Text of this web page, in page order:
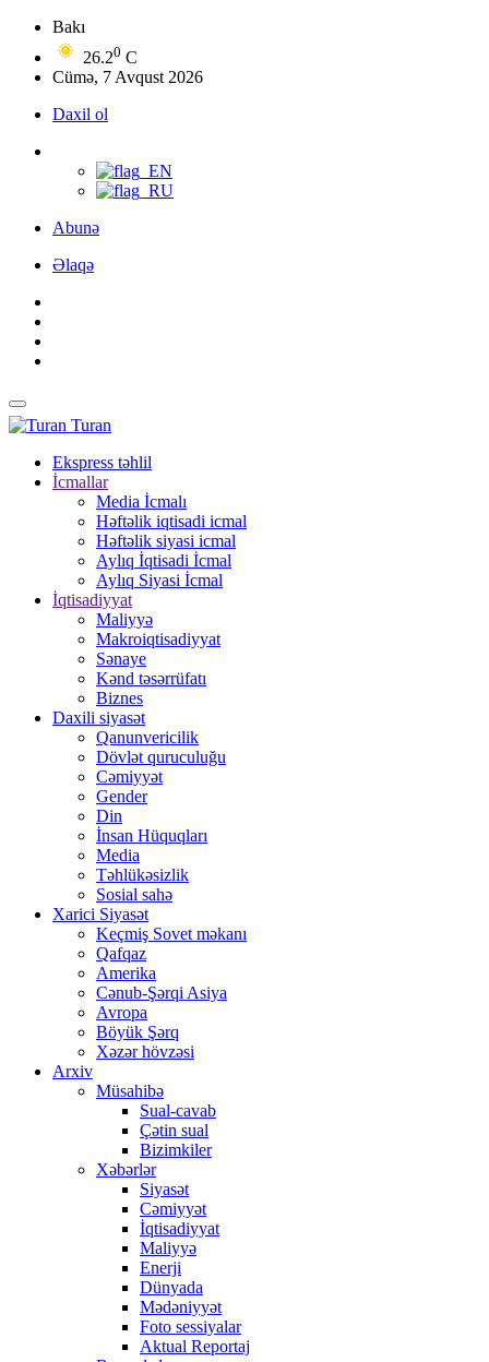
Bakı
26.20 C
Cümə, 7 Avqust 2026
Daxil ol
Abunə
Əlaqə
Turan
Ekspress təhlil
İcmallar
Media İcmalı
Həftəlik iqtisadi icmal
Həftəlik siyasi icmal
Aylıq İqtisadi İcmal
Aylıq Siyasi İcmal
İqtisadiyyat
Maliyyə
Makroiqtisadiyyat
Sənaye
Kənd təsərrüfatı
Biznes
Daxili siyasət
Qanunvericilik
Dövlət quruculuğu
Cəmiyyət
Gender
Din
İnsan Hüquqları
Media
Təhlükəsizlik
Sosial sahə
Xarici Siyasət
Keçmiş Sovet məkanı
Qafqaz
Amerika
Cənub-Şərqi Asiya
Avropa
Böyük Şərq
Xəzər hövzəsi
Arxiv
Müsahibə
Sual-cavab
Çətin sual
Bizimkiler
Xəbərlər
Siyasət
Cəmiyyət
İqtisadiyyat
Maliyyə
Enerji
Dünyada
Mədəniyyət
Foto sessiyalar
Aktual Reportaj